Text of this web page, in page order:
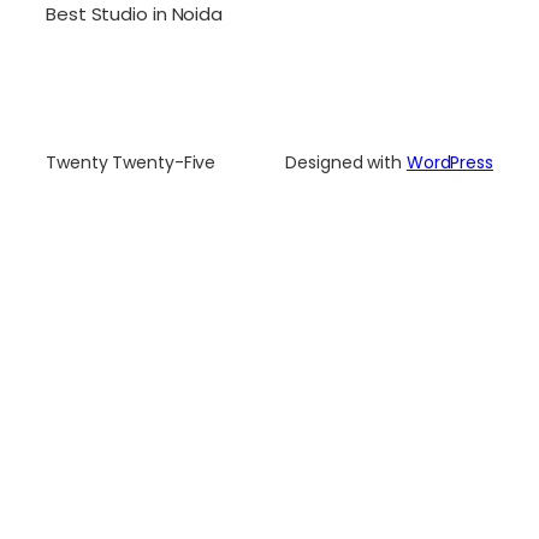
Best Studio in Noida
Twenty Twenty-Five Designed with WordPress